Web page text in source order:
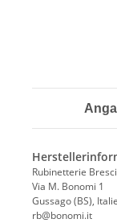
Rubinetterie
Via M. Bonomi 1
Gussago (BS),
rb@bonomi.it